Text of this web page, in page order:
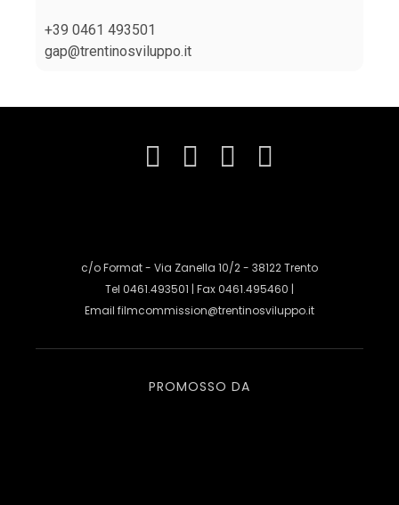
+39 0461 493501
gap@trentinosviluppo.it
c/o Format - Via Zanella 10/2 - 38122 Trento
Tel 0461.493501 | Fax 0461.495460 |
Email filmcommission@trentinosviluppo.it
PROMOSSO DA